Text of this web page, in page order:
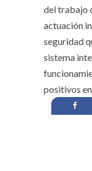
del trabajo
actuación
seguridad
sistema
positivos